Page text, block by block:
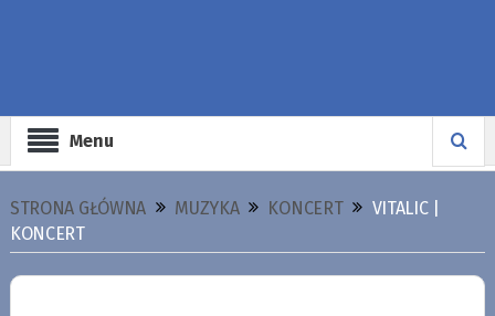
Menu
STRONA GŁÓWNA MUZYKA KONCERT
VITALIC |
KONCERT